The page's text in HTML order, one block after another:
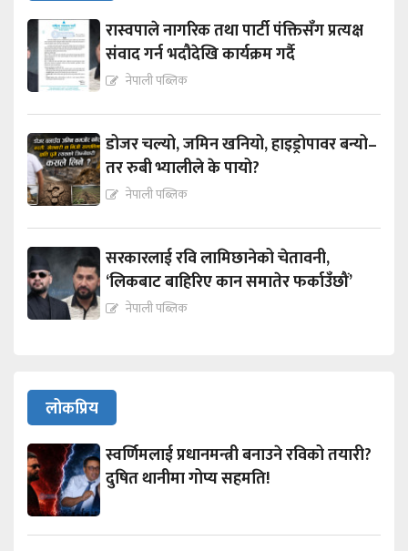
रास्वपाले नागरिक तथा पार्टी पंक्तिसँग प्रत्यक्ष
संवाद गर्न भदौदेखि कार्यक्रम गर्दै
नेपाली पब्लिक
डोजर चल्यो, जमिन खनियो, हाइड्रोपावर बन्यो–
तर रुबी भ्यालीले के पायो?
नेपाली पब्लिक
सरकारलाई रवि लामिछानेको चेतावनी,
‘लिकबाट बाहिरिए कान समातेर फर्काउँछौं’
नेपाली पब्लिक
लोकप्रिय
स्वर्णिमलाई प्रधानमन्त्री बनाउने रविको तयारी?
दुषित थानीमा गोप्य सहमति!